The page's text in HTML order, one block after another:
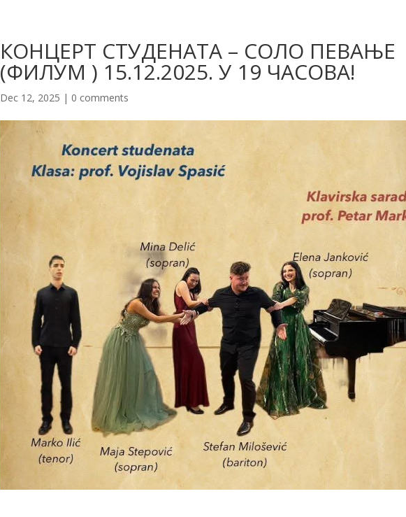
КОНЦЕРТ СТУДЕНАТА – СОЛО ПЕВАЊЕ
(ФИЛУМ ) 15.12.2025. У 19 ЧАСОВА!
Dec 12, 2025 | 0 comments